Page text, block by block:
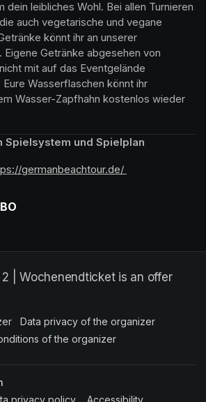
dein leibliches Wohl. Bei allen Turnieren
auch vegetarische und vegane
könnt ihr an unserer
Eigene Getränke abgesehen von
mit auf das Eventgelände
Wasserflaschen könnt ihr
Wasser-Zapfhahn kostenlos wieder
Spielsystem und Spielplan
germanbeachtour.de/
| Wochenendticket is an offer
(opens in a new tab)
Data privacy of the organizer
of the organizer
in a new tab)
privacy policy (opens in a new tab)
Accessibility